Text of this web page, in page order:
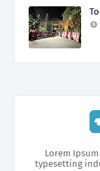
Lorem
typesetting